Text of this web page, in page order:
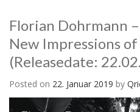
Florian Dohrmann
New Impressions
(Releasedate:
Posted on 22. Januar 2019 by